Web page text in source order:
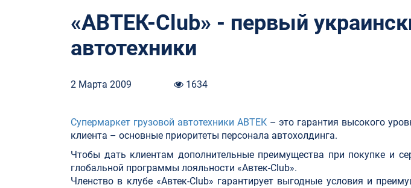
«АВТЕК-Club» - первый
автотехники
2 Мартa 2009 1634
Супермаркет грузовой автотехники АВТЕК– это гарантия высокого
клиента – основные приоритеты персонала автохолдинга.
Чтобы дать клиентам дополнительные преимущества при покупке и
глобальной программы лояльности «Автек-Club».
Членство в клубе «Автек-Club» гарантирует выгодные условия и